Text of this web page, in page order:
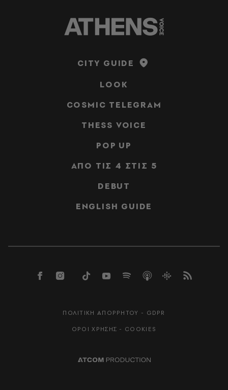
CITY GUIDE
LOOK
COSMIC TELEGRAM
THESS VOICE
POP UP
ΑΠΟ ΤΙΣ 4 ΣΤΙΣ 5
DEBUT
ENGLISH GUIDE
ΠΟΛΙΤΙΚΗ ΑΠΟΡΡΗΤΟΥ - GDPR
ΟΡΟΙ ΧΡΗΣΗΣ - COOKIES